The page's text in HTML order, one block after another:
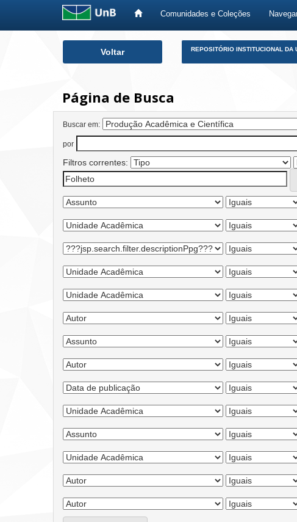
Comunidades e Coleções
Voltar REPOSITÓRIO INSTITUCIONAL DA
Página de Busca
Buscar em:
por
Filtros correntes: